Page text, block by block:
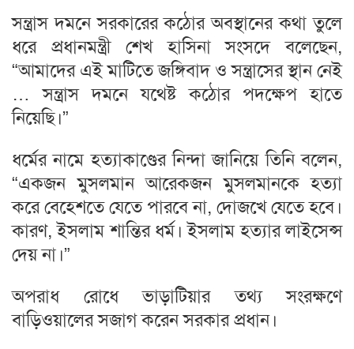
সন্ত্রাস দমনে সরকারের কঠোর অবস্থানের কথা তুলে
ধরে প্রধানমন্ত্রী শেখ হাসিনা সংসদে বলেছেন,
“আমাদের এই মাটিতে জঙ্গিবাদ ও সন্ত্রাসের স্থান নেই
… সন্ত্রাস দমনে যথেষ্ট কঠোর পদক্ষেপ হাতে
নিয়েছি।”
ধর্মের নামে হত্যাকাণ্ডের নিন্দা জানিয়ে তিনি বলেন,
“একজন মুসলমান আরেকজন মুসলমানকে হত্যা
করে বেহেশতে যেতে পারবে না, দোজখে যেতে হবে।
কারণ, ইসলাম শান্তির ধর্ম। ইসলাম হত্যার লাইসেন্স
দেয় না।”
অপরাধ রোধে ভাড়াটিয়ার তথ্য সংরক্ষণে
বাড়িওয়ালের সজাগ করেন সরকার প্রধান।